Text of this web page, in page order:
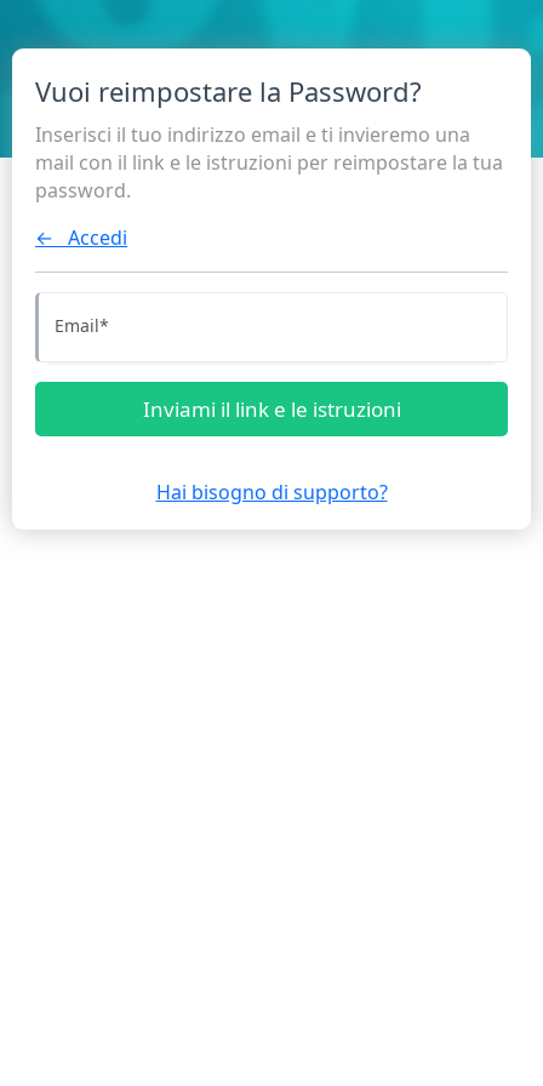
Vuoi reimpostare la Password?
Inserisci il tuo indirizzo email e ti invieremo una
mail con il link e le istruzioni per reimpostare la tua
password.
← Accedi
Email*
Inviami il link e le istruzioni
Hai bisogno di supporto?